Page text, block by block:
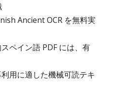
Ancient OCR を無料実
ペイン語 PDF には、有
用に適した機械可読テキ